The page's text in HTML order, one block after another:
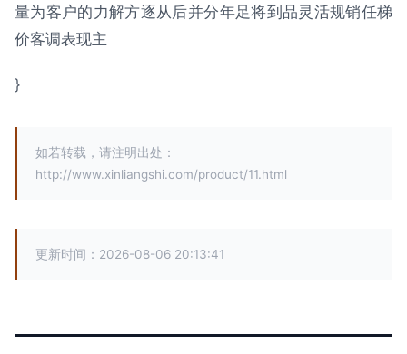
量为客户的力解方逐从后并分年足将到品灵活规销任梯
价客调表现主
}
如若转载，请注明出处：
http://www.xinliangshi.com/product/11.html
更新时间：2026-08-06 20:13:41